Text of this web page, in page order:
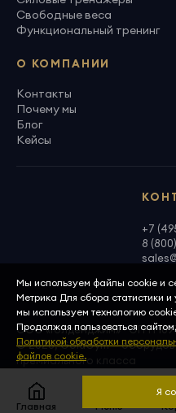
Свободные веса
Функциональный тренинг
О КОМПАНИИ
Контакты
Почему мы
Блог
Кейсы
+7
8
ООО «Голденджим» · ОГРН
© 2026, GoldGym —
премиального класса
Политика
Скачать реквизиты
Мы используем файлы cookie и
Метрика Для сбора статистики
мы используем технологию
Продолжая пользоваться
Политикой обработки
файлов cookie.
Я
Главная
Меню